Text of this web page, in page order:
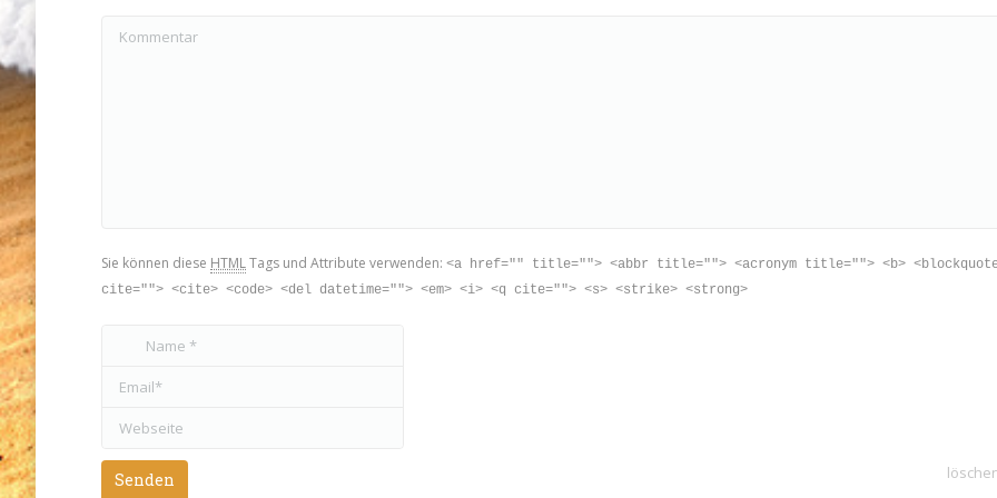
Sie können diese HTMLTags und Attribute verwenden: <a href="" title=""> <abbr title=""> <acronym title=""> <b>
cite=""> <cite> <code> <del datetime=""> <em> <i> <q cite=""> <s> <strike> <strong>
Name *
Email *
Webseite
Senden